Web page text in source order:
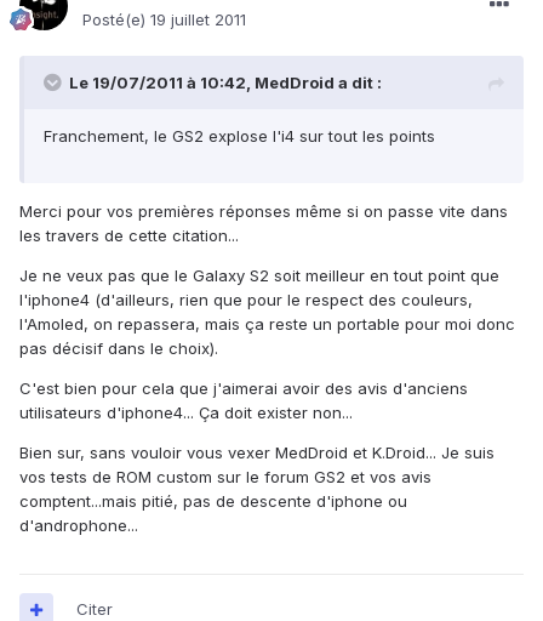
Posté(e) 19 juillet 2011
Le 19/07/2011 à 10:42, MedDroid a dit :
Franchement, le GS2 explose l'i4 sur tout les points
Merci pour vos premières réponses même si on passe vite dans
les travers de cette citation...
Je ne veux pas que le Galaxy S2 soit meilleur en tout point que
l'iphone4 (d'ailleurs, rien que pour le respect des couleurs,
l'Amoled, on repassera, mais ça reste un portable pour moi donc
pas décisif dans le choix).
C'est bien pour cela que j'aimerai avoir des avis d'anciens
utilisateurs d'iphone4... Ça doit exister non...
Bien sur, sans vouloir vous vexer MedDroid et K.Droid... Je suis
vos tests de ROM custom sur le forum GS2 et vos avis
comptent...mais pitié, pas de descente d'iphone ou
d'androphone...
Citer